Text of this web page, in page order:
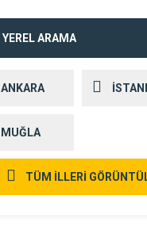
YEREL ARAMA
ANKARA
MUĞLA
TÜM İLLERİ